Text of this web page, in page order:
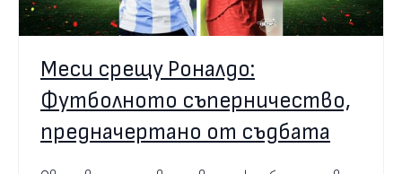
Меси срещу Роналдо:
Футболното съперничество,
предначертано от съдбата